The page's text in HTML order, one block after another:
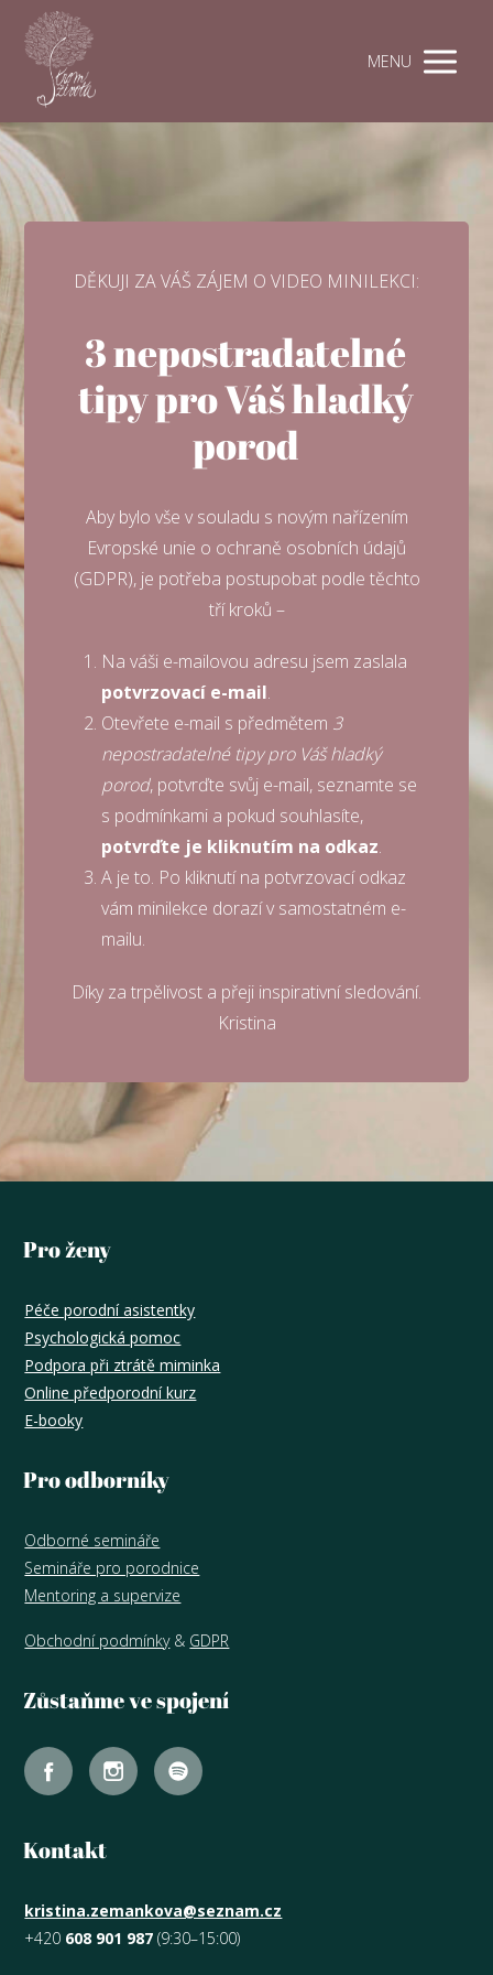
MENU
DĚKUJI ZA VÁŠ ZÁJEM O VIDEO MINILEKCI:
3 nepostradatelné
tipy pro Váš hladký
porod
Aby bylo vše v souladu s novým nařízením
Evropské unie o ochraně osobních údajů
(GDPR), je potřeba postupobat podle těchto
tří kroků –
Na váši e-mailovou adresu jsem zaslala
potvrzovací e-mail.
Otevřete e-mail s předmětem 3
nepostradatelné tipy pro Váš hladký
porod, potvrďte svůj e-mail, seznamte se
s podmínkami a pokud souhlasíte,
potvrďte je kliknutím na odkaz.
A je to. Po kliknutí na potvrzovací odkaz
vám minilekce dorazí v samostatném e-
mailu.
Díky za trpělivost a přeji inspirativní sledování.
Kristina
Pro ženy
Péče porodní asistentky
Psychologická pomoc
Podpora při ztrátě miminka
Online předporodní kurz
E-booky
Pro odborníky
Odborné semináře
Semináře pro porodnice
Mentoring a supervize
Obchodní podmínky& GDPR
Zůstaňme ve spojení
Kontakt
kristina.zemankova@seznam.cz
+420 608 901 987 (9:30–15:00)